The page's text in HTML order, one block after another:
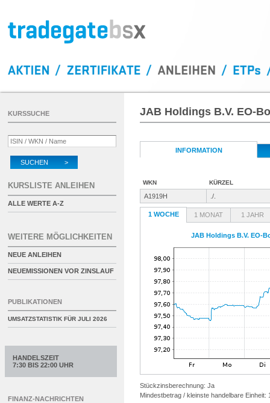
JAB Holdings B.V. EO-
INFORMATION
WKN KÜRZEL
A1919H ./.
1 WOCHE 1 MONAT 1 JAHR
JAB Holdings B.V. EO-
Stückzinsberechnung: Ja
Mindestbetrag / kleinste handelbare Einheit:
KURSSUCHE
SUCHEN >
KURSLISTE ANLEIHEN
ALLE WERTE A-Z
WEITERE MÖGLICHKEITEN
NEUE ANLEIHEN
NEUEMISSIONEN VOR ZINSLAUF
PUBLIKATIONEN
UMSATZSTATISTIK FÜR JULI 2026
HANDELSZEIT
7:30 BIS 22:00 UHR
FINANZ-NACHRICHTEN